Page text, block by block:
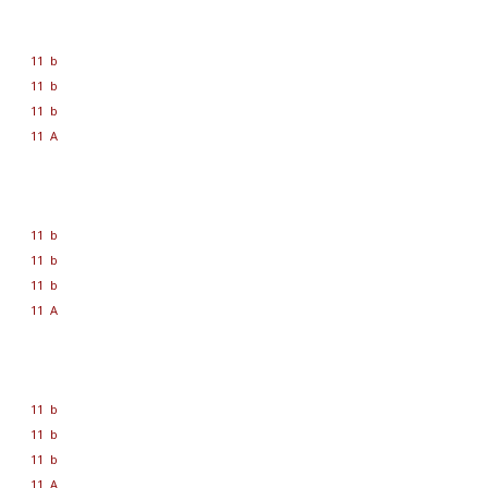
11 b
11 b
11 b
11 A
11 b
11 b
11 b
11 A
11 b
11 b
11 b
11 A